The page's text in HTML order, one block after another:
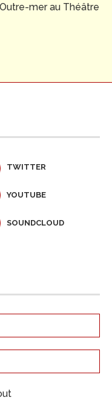
mer au Théâtre
TWITTER
YOUTUBE
SOUNDCLOUD